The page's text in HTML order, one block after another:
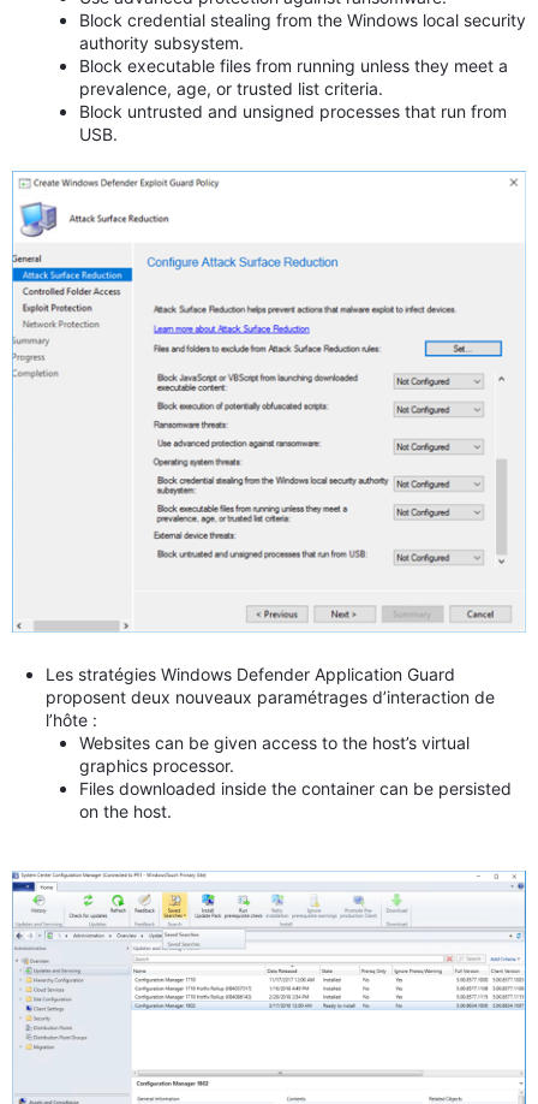
Block credential stealing from the Windows local security
authority subsystem.
Block executable files from running unless they meet a
prevalence, age, or trusted list criteria.
Block untrusted and unsigned processes that run from
USB.
Les stratégies Windows Defender Application Guard
proposent deux nouveaux paramétrages d’interaction de
l’hôte :
Websites can be given access to the host’s virtual
graphics processor.
Files downloaded inside the container can be persisted
on the host.